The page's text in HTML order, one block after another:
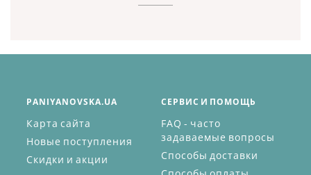
PANIYANOVSKA.UA
Карта сайта
Новые поступления
Скидки и акции
СЕРВИС И ПОМОЩЬ
FAQ - часто
задаваемые вопросы
Способы доставки